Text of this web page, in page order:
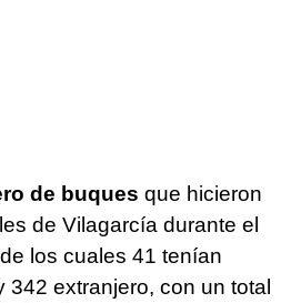
de buques que hicieron
de Vilagarcía durante el
los cuales 41 tenían
342 extranjero, con un total